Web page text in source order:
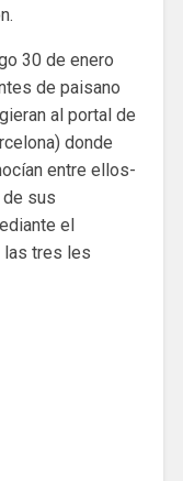
30 de enero
de paisano
al portal de
donde
entre ellos-
sus
el
las tres les